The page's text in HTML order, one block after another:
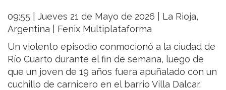
09:55 | Jueves 21 de Mayo de 2026 | La Rioja,
Argentina | Fenix Multiplataforma
Un violento episodio conmocionó a la ciudad de
Río Cuarto durante el fin de semana, luego de
que un joven de 19 años fuera apuñalado con un
cuchillo de carnicero en el barrio Villa Dalcar.